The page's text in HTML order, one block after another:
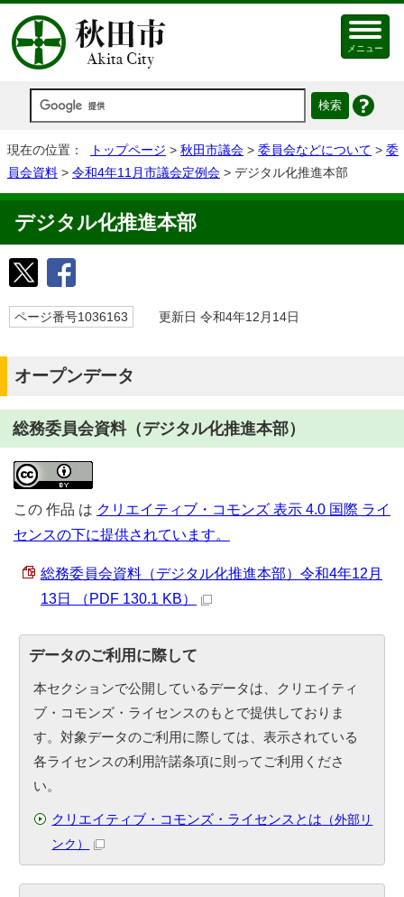
メニュー
現在の位置： トップページ > 秋田市議会 > 委員会などについて > 委
員会資料 > 令和4年11月市議会定例会 > デジタル化推進本部
デジタル化推進本部
ページ番号1036163 更新日 令和4年12月14日
オープンデータ
総務委員会資料（デジタル化推進本部）
この 作品 は クリエイティブ・コモンズ 表示 4.0 国際 ライ
センスの下に提供されています。
総務委員会資料（デジタル化推進本部）令和4年12月
13日 （PDF 130.1 KB）
データのご利用に際して
本セクションで公開しているデータは、クリエイティ
ブ・コモンズ・ライセンスのもとで提供しておりま
す。対象データのご利用に際しては、表示されている
各ライセンスの利用許諾条項に則ってご利用くださ
い。
クリエイティブ・コモンズ・ライセンスとは （外部リ
ンク）